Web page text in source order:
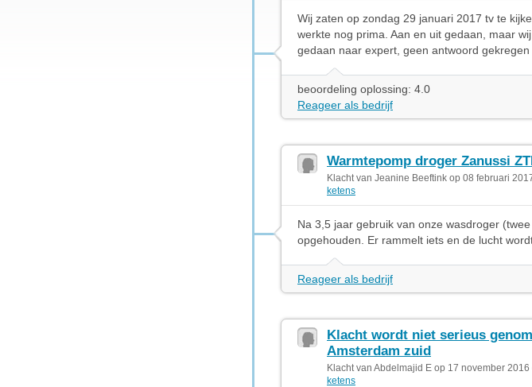
Wij zaten op zondag 29 januari 2017 tv te
werkte nog prima. Aan en uit gedaan, maar
gedaan naar expert, geen antwoord gekregen
beoordeling oplossing: 4.0
Reageer als bedrijf
Warmtepomp droger Zanussi
Klacht van Jeanine Beeftink op 08 februari
ketens
Na 3,5 jaar gebruik van onze wasdroger
opgehouden. Er rammelt iets en de lucht
Reageer als bedrijf
Klacht wordt niet serieus
Amsterdam zuid
Klacht van Abdelmajid E op 17 november 2016
ketens